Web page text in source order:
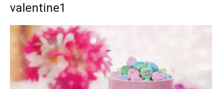
valentine1